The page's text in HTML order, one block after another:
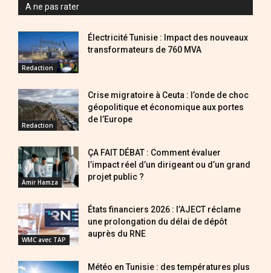
A ne pas rater
Redaction
Électricité Tunisie : Impact des nouveaux
transformateurs de 760 MVA
Redaction
Crise migratoire à Ceuta : l’onde de choc
géopolitique et économique aux portes
de l’Europe
Amir Hamza
ÇA FAIT DÉBAT : Comment évaluer
l’impact réel d’un dirigeant ou d’un grand
projet public ?
WMC avec TAP
États financiers 2026 : l’AJECT réclame
une prolongation du délai de dépôt
auprès du RNE
Météo en Tunisie : des températures plus